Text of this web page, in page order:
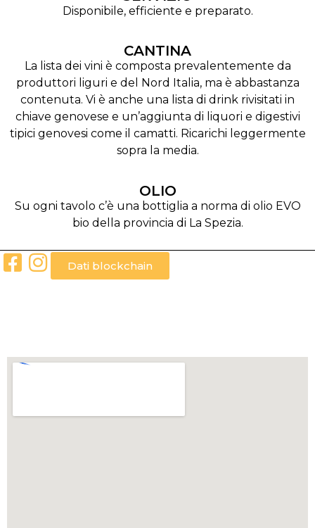
Disponibile, efficiente e preparato.
CANTINA
La lista dei vini è composta prevalentemente da
produttori liguri e del Nord Italia, ma è abbastanza
contenuta. Vi è anche una lista di drink rivisitati in
chiave genovese e un’aggiunta di liquori e digestivi
tipici genovesi come il camatti. Ricarichi leggermente
sopra la media.
OLIO
Su ogni tavolo c’è una bottiglia a norma di olio EVO
bio della provincia di La Spezia.
Dati blockchain